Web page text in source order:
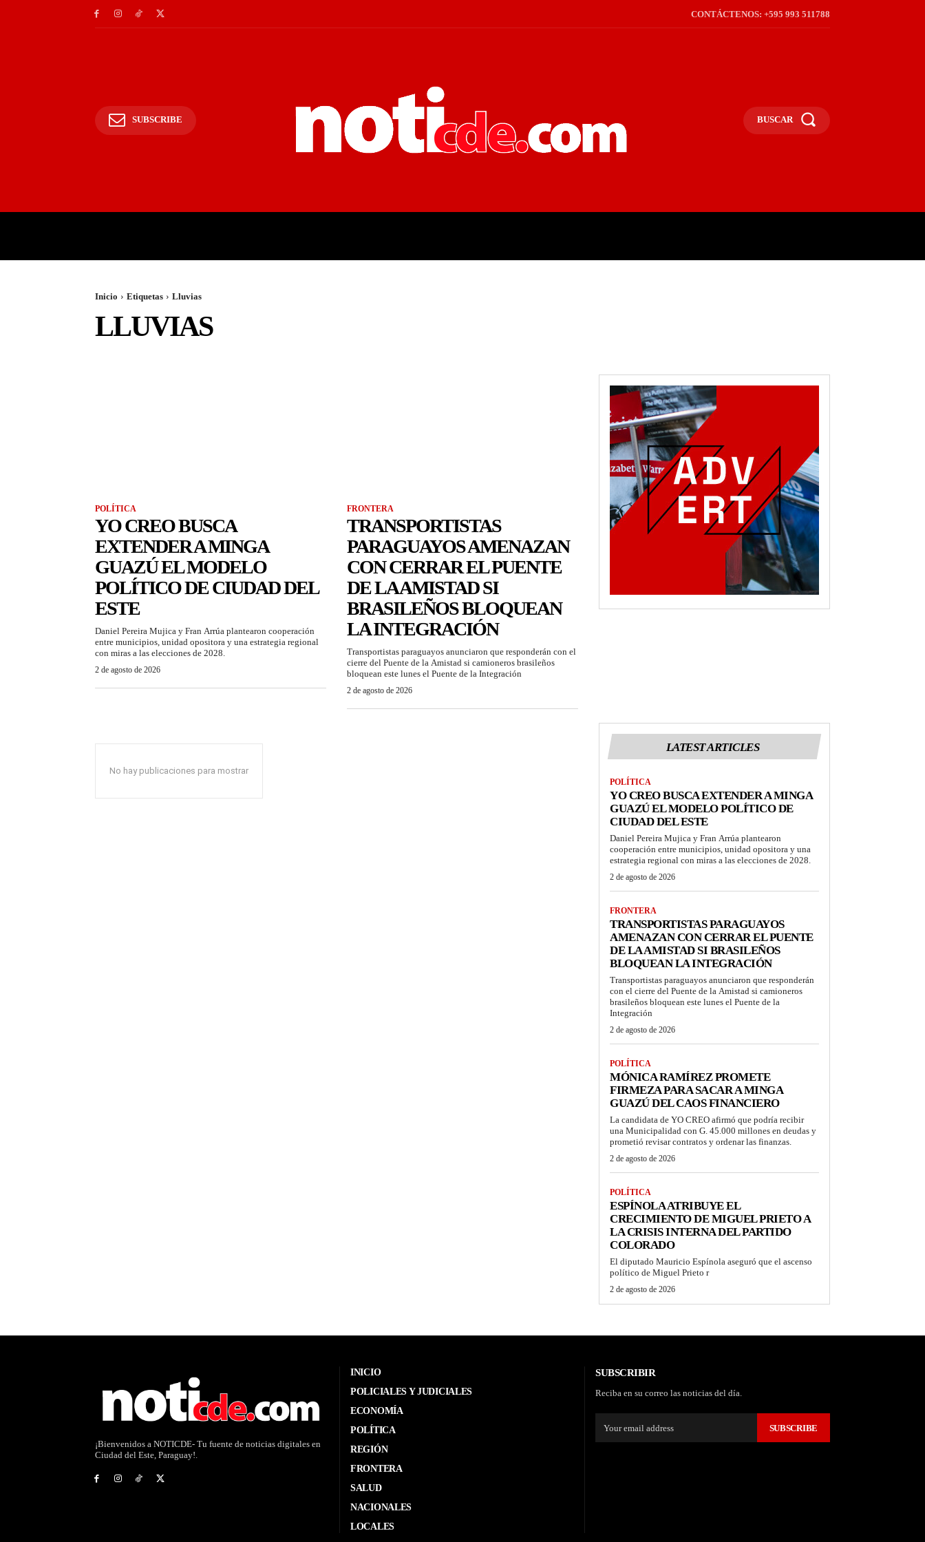
CONTÁCTENOS: +595 993 511788
SUBSCRIBE BUSCAR
Inicio Etiquetas Lluvias
LLUVIAS
POLÍTICA
YO CREO BUSCA
EXTENDER A MINGA
GUAZÚ EL MODELO
POLÍTICO DE CIUDAD DEL
ESTE
Daniel Pereira Mujica y Fran Arrúa plantearon cooperación
entre municipios, unidad opositora y una estrategia regional
con miras a las elecciones de 2028.
2 de agosto de 2026
FRONTERA
TRANSPORTISTAS
PARAGUAYOS AMENAZAN
CON CERRAR EL PUENTE
DE LA AMISTAD SI
BRASILEÑOS BLOQUEAN
LA INTEGRACIÓN
Transportistas paraguayos anunciaron que responderán con el
cierre del Puente de la Amistad si camioneros brasileños
bloquean este lunes el Puente de la Integración
2 de agosto de 2026
No hay publicaciones para mostrar
LATEST ARTICLES
POLÍTICA
YO CREO BUSCA EXTENDER A MINGA
GUAZÚ EL MODELO POLÍTICO DE
CIUDAD DEL ESTE
Daniel Pereira Mujica y Fran Arrúa plantearon
cooperación entre municipios, unidad opositora y una
estrategia regional con miras a las elecciones de 2028.
2 de agosto de 2026
FRONTERA
TRANSPORTISTAS PARAGUAYOS
AMENAZAN CON CERRAR EL PUENTE
DE LA AMISTAD SI BRASILEÑOS
BLOQUEAN LA INTEGRACIÓN
Transportistas paraguayos anunciaron que responderán
con el cierre del Puente de la Amistad si camioneros
brasileños bloquean este lunes el Puente de la
Integración
2 de agosto de 2026
POLÍTICA
MÓNICA RAMÍREZ PROMETE
FIRMEZA PARA SACAR A MINGA
GUAZÚ DEL CAOS FINANCIERO
La candidata de YO CREO afirmó que podría recibir
una Municipalidad con G. 45.000 millones en deudas y
prometió revisar contratos y ordenar las finanzas.
2 de agosto de 2026
POLÍTICA
ESPÍNOLA ATRIBUYE EL
CRECIMIENTO DE MIGUEL PRIETO A
LA CRISIS INTERNA DEL PARTIDO
COLORADO
El diputado Mauricio Espínola aseguró que el ascenso
político de Miguel Prieto r
2 de agosto de 2026
¡Bienvenidos a NOTICDE- Tu fuente de noticias digitales en
Ciudad del Este, Paraguay!.
INICIO
POLICIALES Y JUDICIALES
ECONOMÍA
POLÍTICA
REGIÓN
FRONTERA
SALUD
NACIONALES
LOCALES
SUBSCRIBIR
Reciba en su correo las noticias del día.
SUBSCRIBE